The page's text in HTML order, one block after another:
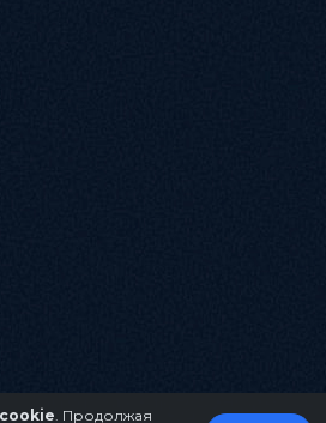
. Продолжая